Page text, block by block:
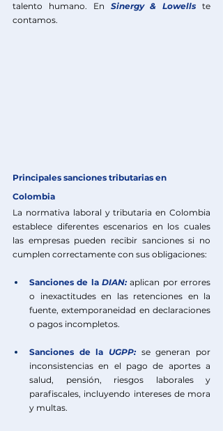
talento humano. En Sinergy & Lowells
te
contamos.
Principales sanciones tributarias en
Colombia
La normativa laboral y tributaria en Colombia
establece diferentes escenarios en los cuales
las empresas pueden recibir sanciones si no
cumplen correctamente con sus obligaciones:
Sanciones de la DIAN: aplican por errores
o inexactitudes en las retenciones en la
fuente, extemporaneidad en declaraciones
o pagos incompletos.
Sanciones de la UGPP: se generan por
inconsistencias en el pago de aportes a
salud, pensión, riesgos laborales y
parafiscales, incluyendo intereses de mora
y multas.